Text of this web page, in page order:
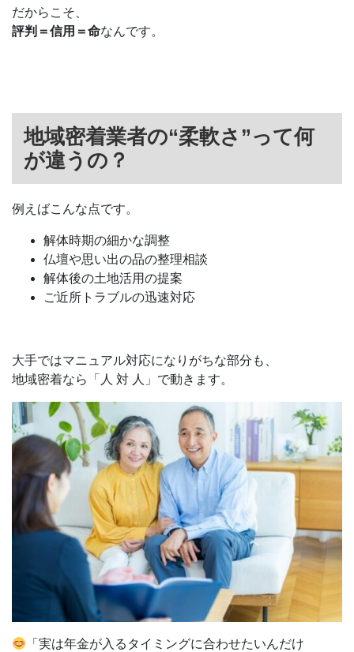
だからこそ、
評判＝信用＝命なんです。
地域密着業者の“柔軟さ”って何
が違うの？
例えばこんな点です。
解体時期の細かな調整
仏壇や思い出の品の整理相談
解体後の土地活用の提案
ご近所トラブルの迅速対応
大手ではマニュアル対応になりがちな部分も、
地域密着なら「人 対 人」で動きます。
「実は年金が入るタイミングに合わせたいんだけ